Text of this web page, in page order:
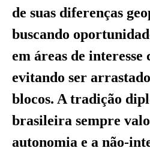
de suas diferenças
buscando
em áreas de interesse
evitando ser
blocos. A tradição
brasileira sempre
autonomia e a não-